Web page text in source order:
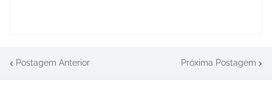
Postagem Anterior Próxima Postagem